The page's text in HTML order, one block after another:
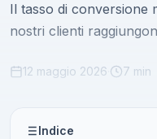
Il tasso di conversione
nostri clienti
12 maggio 2026 7 min
Indice